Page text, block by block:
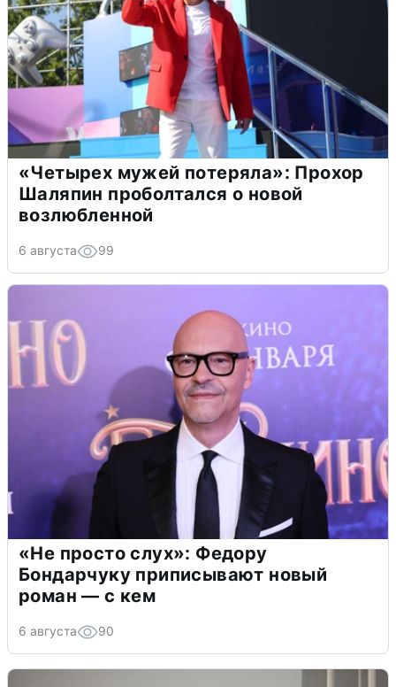
«Четырех мужей потеряла»: Прохор
Шаляпин проболтался о новой
возлюбленной
6 августа 99
«Не просто слух»: Федору
Бондарчуку приписывают новый
роман — с кем
6 августа 90